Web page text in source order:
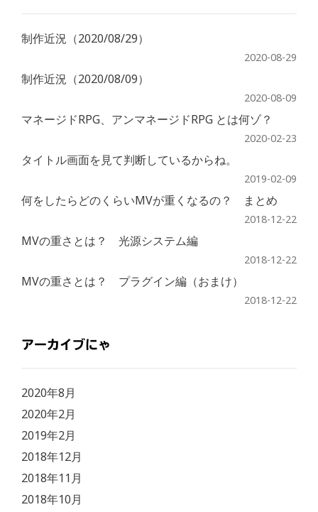
制作近況（2020/08/29）
2020-08-29
制作近況（2020/08/09）
2020-08-09
マネージドRPG、アンマネージドRPG とは何ゾ？
2020-02-23
タイトル画面を見て判断しているからね。
2019-02-09
何をしたらどのくらいMVが重くなるの？ まとめ
2018-12-22
MVの重さとは？ 光源システム編
2018-12-22
MVの重さとは？ プラグイン編（おまけ）
2018-12-22
アーカイブにゃ
2020年8月
2020年2月
2019年2月
2018年12月
2018年11月
2018年10月